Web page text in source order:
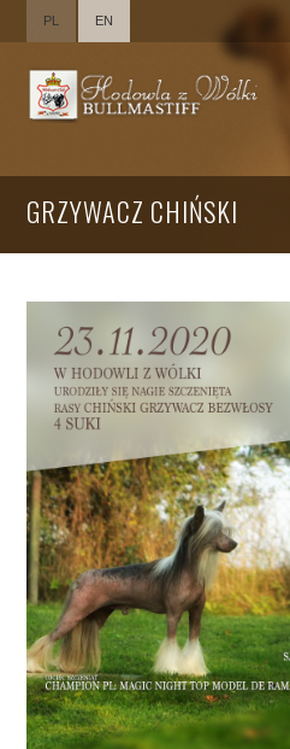
PL EN
GRZYWACZ CHIŃSKI